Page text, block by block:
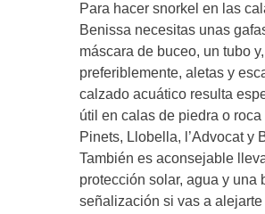
Para hacer snorkel en las
Benissa necesitas unas
máscara de buceo, un tubo y,
preferiblemente, aletas y
calzado acuático resulta
útil en calas de piedra o roca
Pinets, Llobella, l’Advocat y
También es aconsejable
protección solar, agua y una
señalización si vas a